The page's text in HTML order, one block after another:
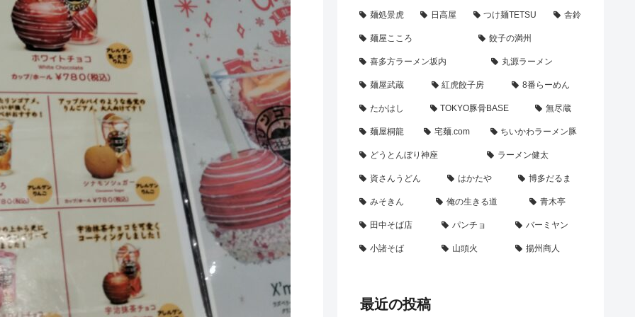
麺処景虎 日高屋 つけ麺TETSU 舎鈴
麺屋こころ 餃子の満州
喜多方ラーメン坂内 丸源ラーメン
麺屋武蔵 紅虎餃子房 8番らーめん
たかはし TOKYO豚骨BASE 無尽蔵
麺屋桐龍 宅麺.com ちいかわラーメン豚
どうとんぼり神座 ラーメン健太
資さんうどん はかたや 博多だるま
みそきん 俺の生きる道 青木亭
田中そば店 パンチョ バーミヤン
小諸そば 山頭火 揚州商人
最近の投稿